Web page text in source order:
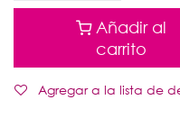
Añadir al
carrito
Agregar a la lista de